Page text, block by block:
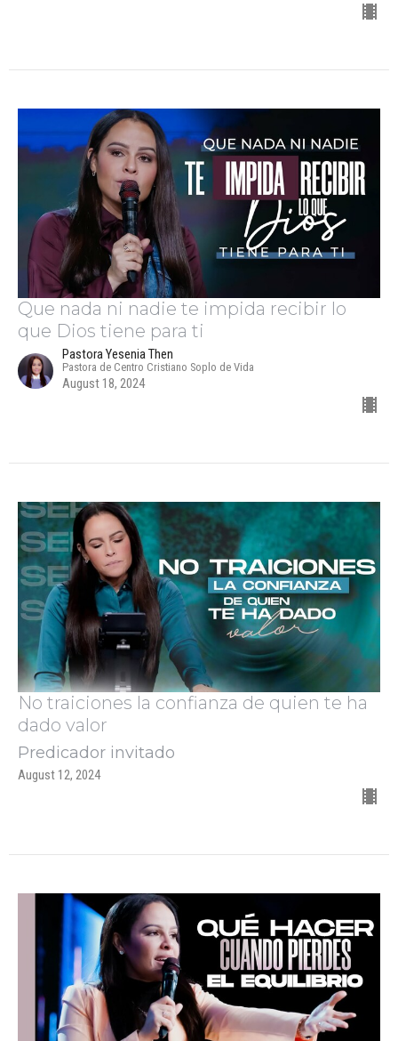
Que nada ni nadie te impida recibir lo
que Dios tiene para ti
Pastora Yesenia Then
Pastora de Centro Cristiano Soplo de Vida
August 18, 2024
No traiciones la confianza de quien te ha
dado valor
Predicador invitado
August 12, 2024